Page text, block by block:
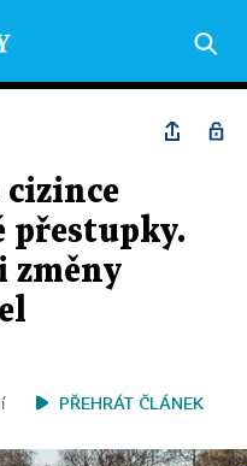
přestupky.
změny
PŘEHRÁT ČLÁNEK